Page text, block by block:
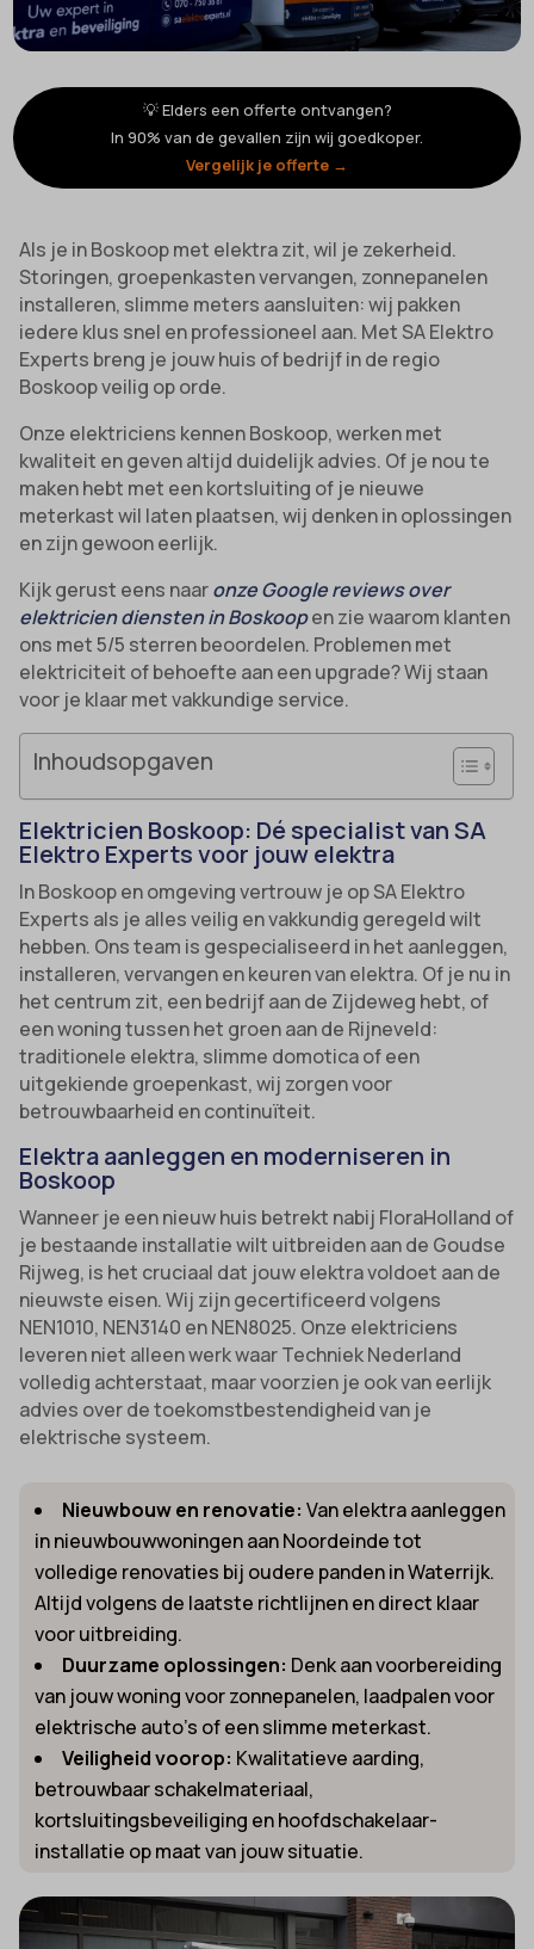
💡 Elders een offerte ontvangen?
In 90% van de gevallen zijn wij goedkoper.
Vergelijk je offerte →
Als je in Boskoop met elektra zit, wil je zekerheid.
Storingen, groepenkasten vervangen, zonnepanelen
installeren, slimme meters aansluiten: wij pakken
iedere klus snel en professioneel aan. Met SA Elektro
Experts breng je jouw huis of bedrijf in de regio
Boskoop veilig op orde.
Onze elektriciens kennen Boskoop, werken met
kwaliteit en geven altijd duidelijk advies. Of je nou te
maken hebt met een kortsluiting of je nieuwe
meterkast wil laten plaatsen, wij denken in oplossingen
en zijn gewoon eerlijk.
Kijk gerust eens naaronze Google reviews over
elektricien diensten in Boskoopen zie waarom klanten
ons met 5/5 sterren beoordelen. Problemen met
elektriciteit of behoefte aan een upgrade? Wij staan
voor je klaar met vakkundige service.
Inhoudsopgaven
Elektricien Boskoop: Dé specialist van SA
Elektro Experts voor jouw elektra
In Boskoop en omgeving vertrouw je op SA Elektro
Experts als je alles veilig en vakkundig geregeld wilt
hebben. Ons team is gespecialiseerd in het aanleggen,
installeren, vervangen en keuren van elektra. Of je nu in
het centrum zit, een bedrijf aan de Zijdeweg hebt, of
een woning tussen het groen aan de Rijneveld:
traditionele elektra, slimme domotica of een
uitgekiende groepenkast, wij zorgen voor
betrouwbaarheid en continuïteit.
Elektra aanleggen en moderniseren in
Boskoop
Wanneer je een nieuw huis betrekt nabij FloraHolland of
je bestaande installatie wilt uitbreiden aan de Goudse
Rijweg, is het cruciaal dat jouw elektra voldoet aan de
nieuwste eisen. Wij zijn gecertificeerd volgens
NEN1010, NEN3140 en NEN8025. Onze elektriciens
leveren niet alleen werk waar Techniek Nederland
volledig achterstaat, maar voorzien je ook van eerlijk
advies over de toekomstbestendigheid van je
elektrische systeem.
Nieuwbouw en renovatie: Van elektra aanleggen
in nieuwbouwwoningen aan Noordeinde tot
volledige renovaties bij oudere panden in Waterrijk.
Altijd volgens de laatste richtlijnen en direct klaar
voor uitbreiding.
Duurzame oplossingen: Denk aan voorbereiding
van jouw woning voor zonnepanelen, laadpalen voor
elektrische auto’s of een slimme meterkast.
Veiligheid voorop: Kwalitatieve aarding,
betrouwbaar schakelmateriaal,
kortsluitingsbeveiliging en hoofdschakelaar-
installatie op maat van jouw situatie.